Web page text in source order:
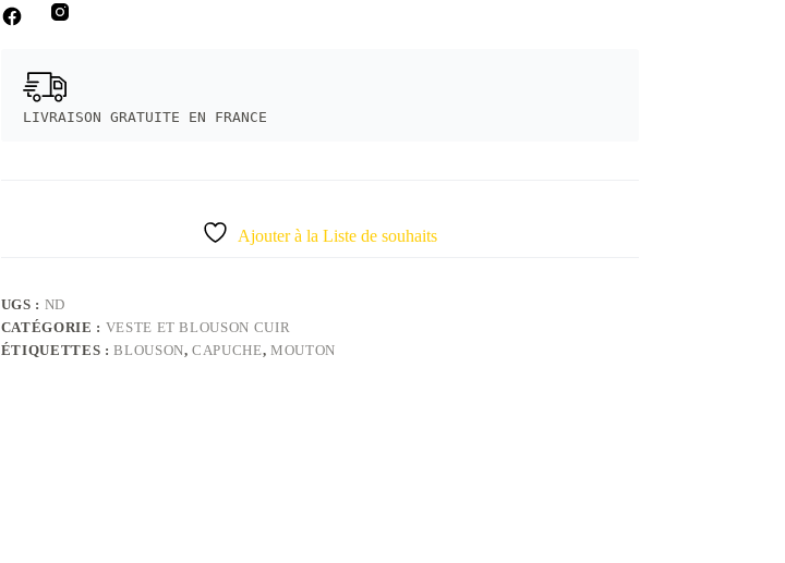
LIVRAISON GRATUITE EN FRANCE
Ajouter à la Liste de souhaits
UGS : ND
CATÉGORIE : VESTE ET BLOUSON CUIR
ÉTIQUETTES :BLOUSON,CAPUCHE, MOUTON